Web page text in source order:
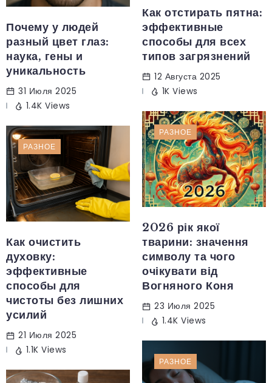
Как отстирать пятна:
эффективные
способы для всех
типов загрязнений
12 Августа 2025
1K Views
Почему у людей
разный цвет глаз:
наука, гены и
уникальность
31 Июля 2025
1.4K Views
РАЗНОЕ
2026 рік якої
тварини: значення
символу та чого
очікувати від
Вогняного Коня
23 Июля 2025
1.4K Views
РАЗНОЕ
Как очистить
духовку:
эффективные
способы для
чистоты без лишних
усилий
21 Июля 2025
1.1K Views
РАЗНОЕ